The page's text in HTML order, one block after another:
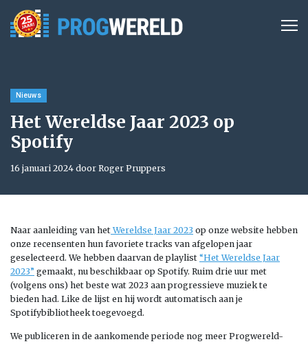
Nieuws
Het Wereldse Jaar 2023 op
Spotify
16 januari 2024 door Roger Pruppers
Naar aanleiding van hetWereldse Jaar 2023 op onze website hebben
onze recensenten hun favoriete tracks van afgelopen jaar
geselecteerd. We hebben daarvan de playlist “Het Wereldse Jaar
2023” gemaakt, nu beschikbaar op Spotify. Ruim drie uur met
(volgens ons) het beste wat 2023 aan progressieve muziek te
bieden had. Like de lijst en hij wordt automatisch aan je
Spotifybibliotheek toegevoegd.
We publiceren in de aankomende periode nog meer Progwereld-